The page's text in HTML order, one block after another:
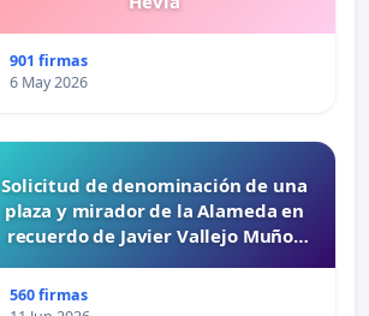
901 firmas
6 May 2026
Solicitud de denominación de una
plaza y mirador de la Alameda en
recuerdo de Javier Vallejo Muñoz
560 firmas